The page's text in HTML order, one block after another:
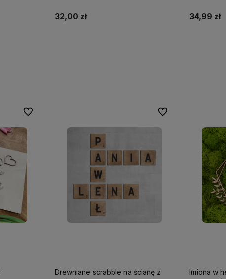
32,00 zł 34,99 zł
Do ulubionych
Drewniane scrabble na ścianę z
Do ulubionych
Imiona w